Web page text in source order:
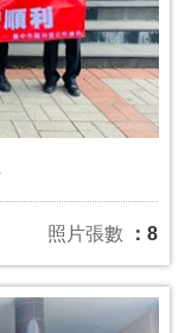
照片張數 ：8